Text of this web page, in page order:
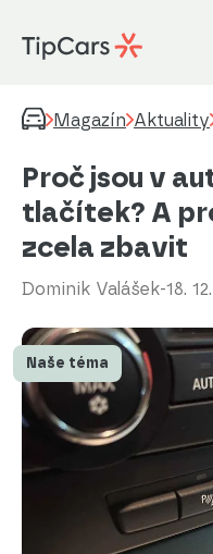
Magazín Aktuality
Proč jsou v
tlačítek? A
zcela zbavit
Dominik Valášek-18.
Naše téma